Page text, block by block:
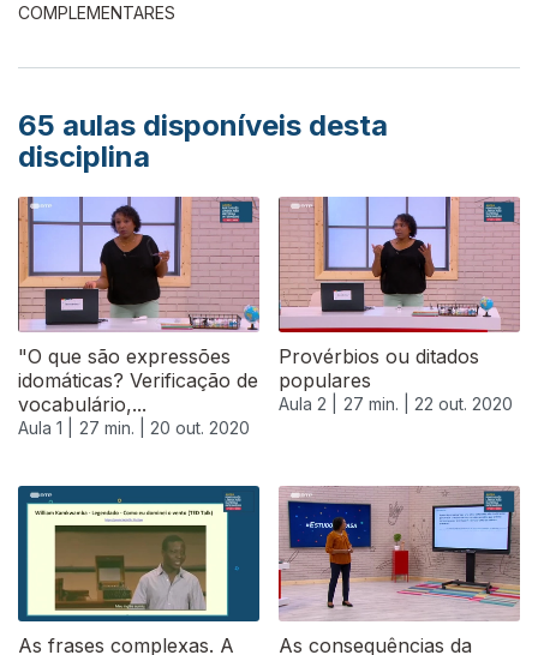
COMPLEMENTARES
65 aulas disponíveis desta
disciplina
"O que são expressões
idomáticas? Verificação de
vocabulário,...
Aula 1 | 27 min. | 20 out. 2020
Provérbios ou ditados
populares
Aula 2 | 27 min. | 22 out. 2020
As frases complexas. A
As consequências da